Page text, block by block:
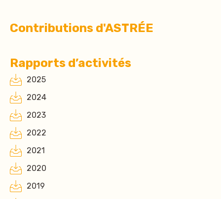
Contributions d'ASTRÉE
Rapports d’activités
2025
2024
2023
2022
2021
2020
2019